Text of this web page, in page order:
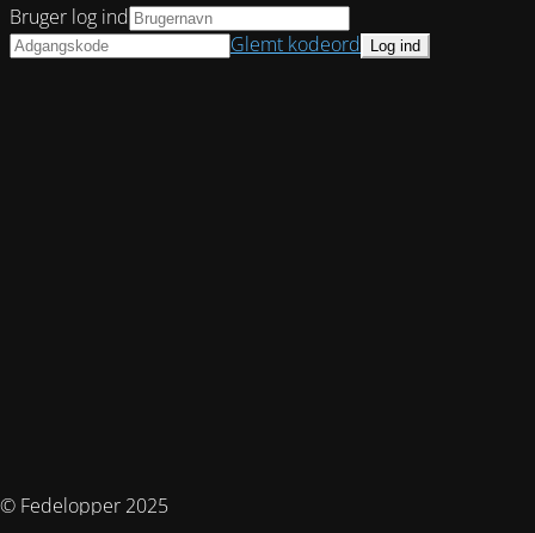
© Fedelopper 2025
Bruger log ind
Glemt kodeord